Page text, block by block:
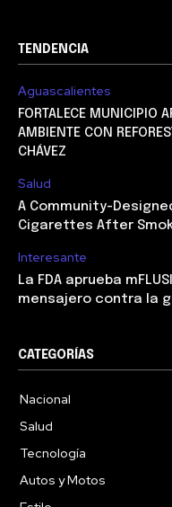
TENDENCIA
Aguascalientes
FORTALECE MUNICIPIO
AMBIENTE CON
CHÁVEZ
Salud
A Community-
Cigarettes After
Interesante
La FDA aprueba
mensajero contra la
CATEGORÍAS
Nacional
Salud
Tecnología
Autos y Motos